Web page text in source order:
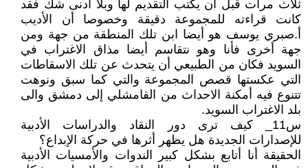
ثلاث مرات قبل ان يكتب التقديم لها وبلا أدنى شك فقد
كانت قراءته للمجموعة دقيقة وخصوصا أن الأديب
أ.صبري يوسف هو أيضا ابن تلك المنطقة من جهة ومن
جهة أخرى فأنا وهو نتقاسم أيضا مذاق الاغتراب في
السويد فكان من الطبيعي أن يتحدث عن تلك الاسقاطات
التي عكستها قصص المجموعة والتي كما سبق ونوهت
تتنوع فيه أمكنة الاحداث من القامشلي إلى دمشق والى
بلد الاغتراب السويد.
س11_ كيف ترى دور النقاد والدراسات الأدبية
للإصدارات الجديدة هل يظهر أثرها في حركة الإبداع؟
الحقيقة أنا أتابع بشكل كبير الندوات والأمسيات الأدبية